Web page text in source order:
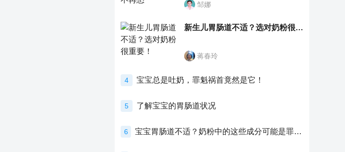
邹娜
新生儿胃肠道不适？选对奶粉很重要！
蒋春玲
4 宝宝总是吐奶，罪魁祸首竟然是它！
5 了解宝宝的胃肠道状况
6 宝宝胃肠道不适？奶粉中的这些成分可能是罪魁祸首！